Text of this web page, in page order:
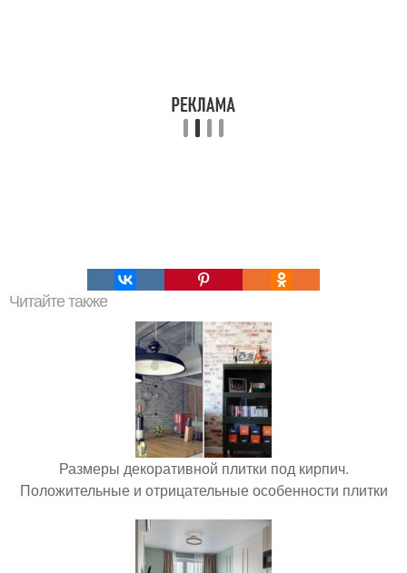
Читайте также
Размеры декоративной плитки под кирпич.
Положительные и отрицательные особенности плитки